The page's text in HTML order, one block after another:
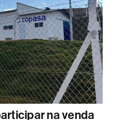
na venda